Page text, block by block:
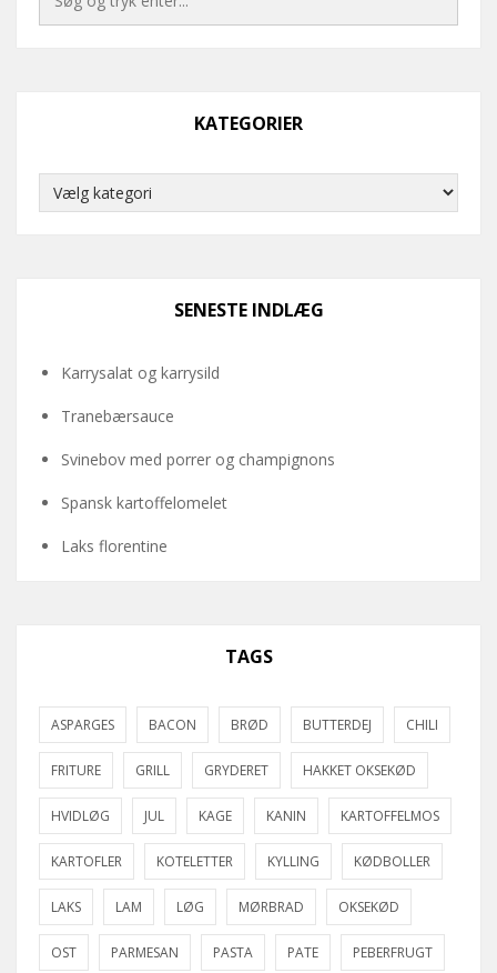
KATEGORIER
Kategorier
SENESTE INDLÆG
Karrysalat og karrysild
Tranebærsauce
Svinebov med porrer og champignons
Spansk kartoffelomelet
Laks florentine
TAGS
ASPARGES BACON BRØD BUTTERDEJ CHILI
FRITURE GRILL GRYDERET HAKKET OKSEKØD
HVIDLØG JUL KAGE KANIN KARTOFFELMOS
KARTOFLER KOTELETTER KYLLING KØDBOLLER
LAKS LAM LØG MØRBRAD OKSEKØD
OST PARMESAN PASTA PATE PEBERFRUGT